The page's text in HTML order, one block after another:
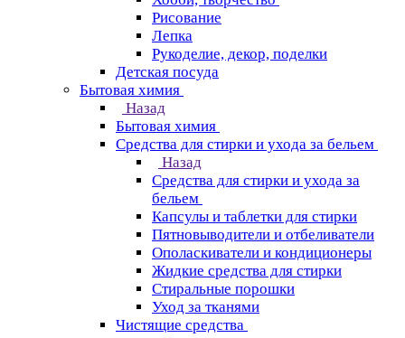
Рисование
Лепка
Рукоделие, декор, поделки
Детская посуда
Бытовая химия
Назад
Бытовая химия
Средства для стирки и ухода за бельем
Назад
Средства для стирки и ухода за
бельем
Капсулы и таблетки для стирки
Пятновыводители и отбеливатели
Ополаскиватели и кондиционеры
Жидкие средства для стирки
Стиральные порошки
Уход за тканями
Чистящие средства